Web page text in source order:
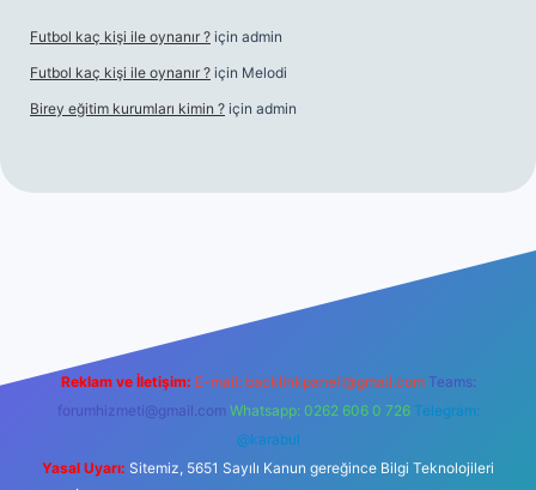
Futbol kaç kişi ile oynanır ? için admin
Futbol kaç kişi ile oynanır ? için Melodi
Birey eğitim kurumları kimin ? için admin
Reklam ve İletişim: E-mail: backlinkpaneli@gmail.com Teams:
forumhizmeti@gmail.com Whatsapp: 0262 606 0 726 Telegram:
@karabul
Yasal Uyarı: Sitemiz, 5651 Sayılı Kanun gereğince Bilgi Teknolojileri